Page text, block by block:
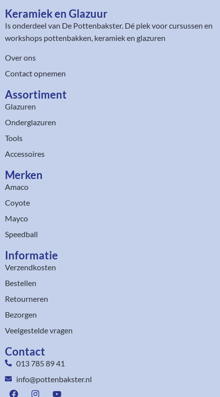
Keramiek en Glazuur​
Is onderdeel van De Pottenbakster. Dé plek voor cursussen en
workshops pottenbakken, keramiek en glazuren
Over ons
Contact opnemen
Assortiment​
Glazuren
Onderglazuren
Tools
Accessoires
Merken
Amaco
Coyote
Mayco
Speedball
Informatie
Verzendkosten
Bestellen
Retourneren
Bezorgen
Veelgestelde vragen
Contact
013 785 89 41
info@pottenbakster.nl